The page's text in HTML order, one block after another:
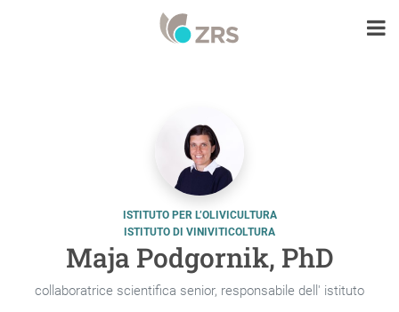
ISTITUTO PER L’OLIVICULTURA
ISTITUTO DI VINIVITICOLTURA
Maja Podgornik, PhD
collaboratrice scientifica senior, responsabile dell' istituto